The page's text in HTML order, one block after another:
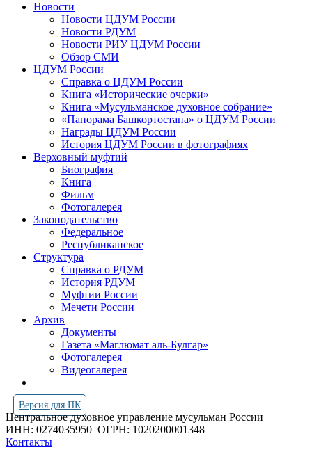
Новости
Новости ЦДУМ России
Новости РДУМ
Новости РИУ ЦДУМ России
Обзор СМИ
ЦДУМ России
Справка о ЦДУМ России
Книга «Исторические очерки»
Книга «Мусульманское духовное собрание»
«Панорама Башкортостана» о ЦДУМ России
Награды ЦДУМ России
История ЦДУМ России в фотографиях
Верховный муфтий
Биография
Книга
Фильм
Фотогалерея
Законодательство
Федеральное
Республиканское
Структура
Справка о РДУМ
История РДУМ
Муфтии России
Мечети России
Архив
Документы
Газета «Маглюмат аль-Булгар»
Фотогалерея
Видеогалерея
Версия для ПК
Центральное духовное управление мусульман России
ИНН: 0274035950 ОГРН: 1020200001348
Контакты